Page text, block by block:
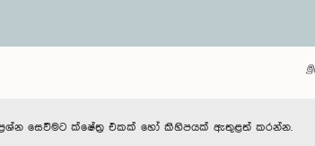
සෙවීමට ක්ෂේත්‍ර එකක් හෝ කිහිපයක් ඇතුළත් කරන්න.